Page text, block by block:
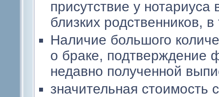
присутствие у нотариуса
близких родственников,
Наличие большого
о браке, подтверждение
недавно полученной
значительная стоимость